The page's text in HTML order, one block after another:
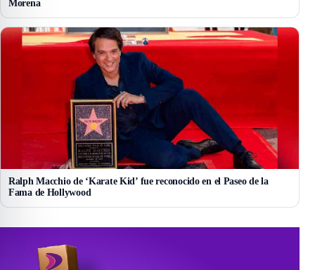
Morena
Ralph Macchio de ‘Karate Kid’ fue reconocido en el Paseo de la
Fama de Hollywood